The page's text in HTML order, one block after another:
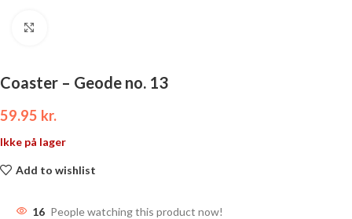
Coaster – Geode no. 13
59.95 kr.
Ikke på lager
Add to wishlist
16 People watching this product now!